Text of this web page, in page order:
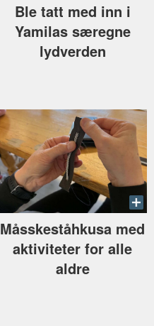
Ble tatt med inn i
Yamilas særegne
lydverden
Måsskeståhkusa med
aktiviteter for alle
aldre